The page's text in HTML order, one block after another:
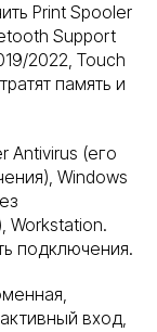
Print Spooler
Support
2022, Touch
память и
Antivirus (его
Windows
Workstation.
подключения.
вход,